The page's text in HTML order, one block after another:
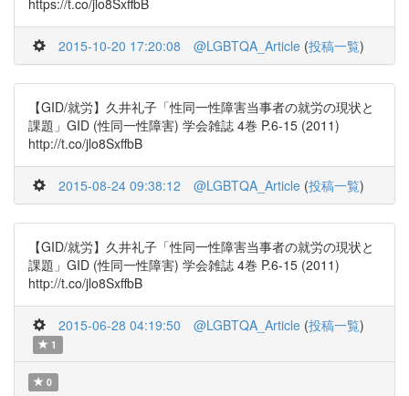
https://t.co/jlo8SxffbB
2015-10-20 17:20:08 @LGBTQA_Article (投稿一覧)
【GID/就労】久井礼子「性同一性障害当事者の就労の現状と
課題」GID (性同一性障害) 学会雑誌 4巻 P.6-15 (2011)
http://t.co/jlo8SxffbB
2015-08-24 09:38:12 @LGBTQA_Article (投稿一覧)
【GID/就労】久井礼子「性同一性障害当事者の就労の現状と
課題」GID (性同一性障害) 学会雑誌 4巻 P.6-15 (2011)
http://t.co/jlo8SxffbB
2015-06-28 04:19:50 @LGBTQA_Article (投稿一覧)
1
0